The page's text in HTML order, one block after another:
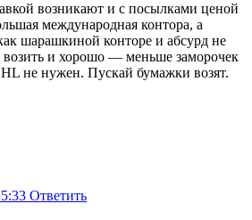
возникают и с посылками ценой
международная контора, а
шарашкиной конторе и абсурд не
возить и хорошо — меньше заморочек
не нужен. Пускай бумажки возят.
Ответить